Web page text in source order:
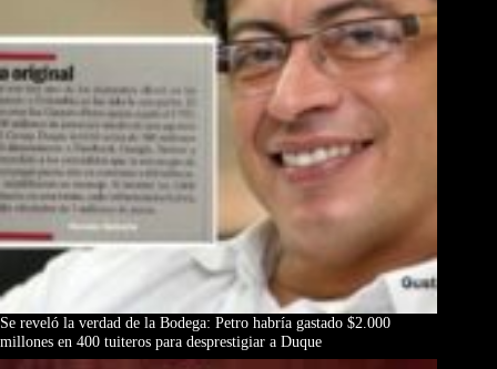
Se reveló la verdad de la Bodega: Petro habría gastado $2.000
millones en 400 tuiteros para desprestigiar a Duque